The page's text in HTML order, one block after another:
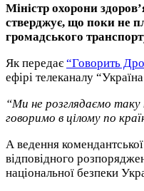
Міністр охорони
стверджує, що поки не
громадського
Як передає “Говорить
ефірі телеканалу
“Ми не розглядаємо
говоримо в цілому по
А ведення
відповідного
національної безпеки